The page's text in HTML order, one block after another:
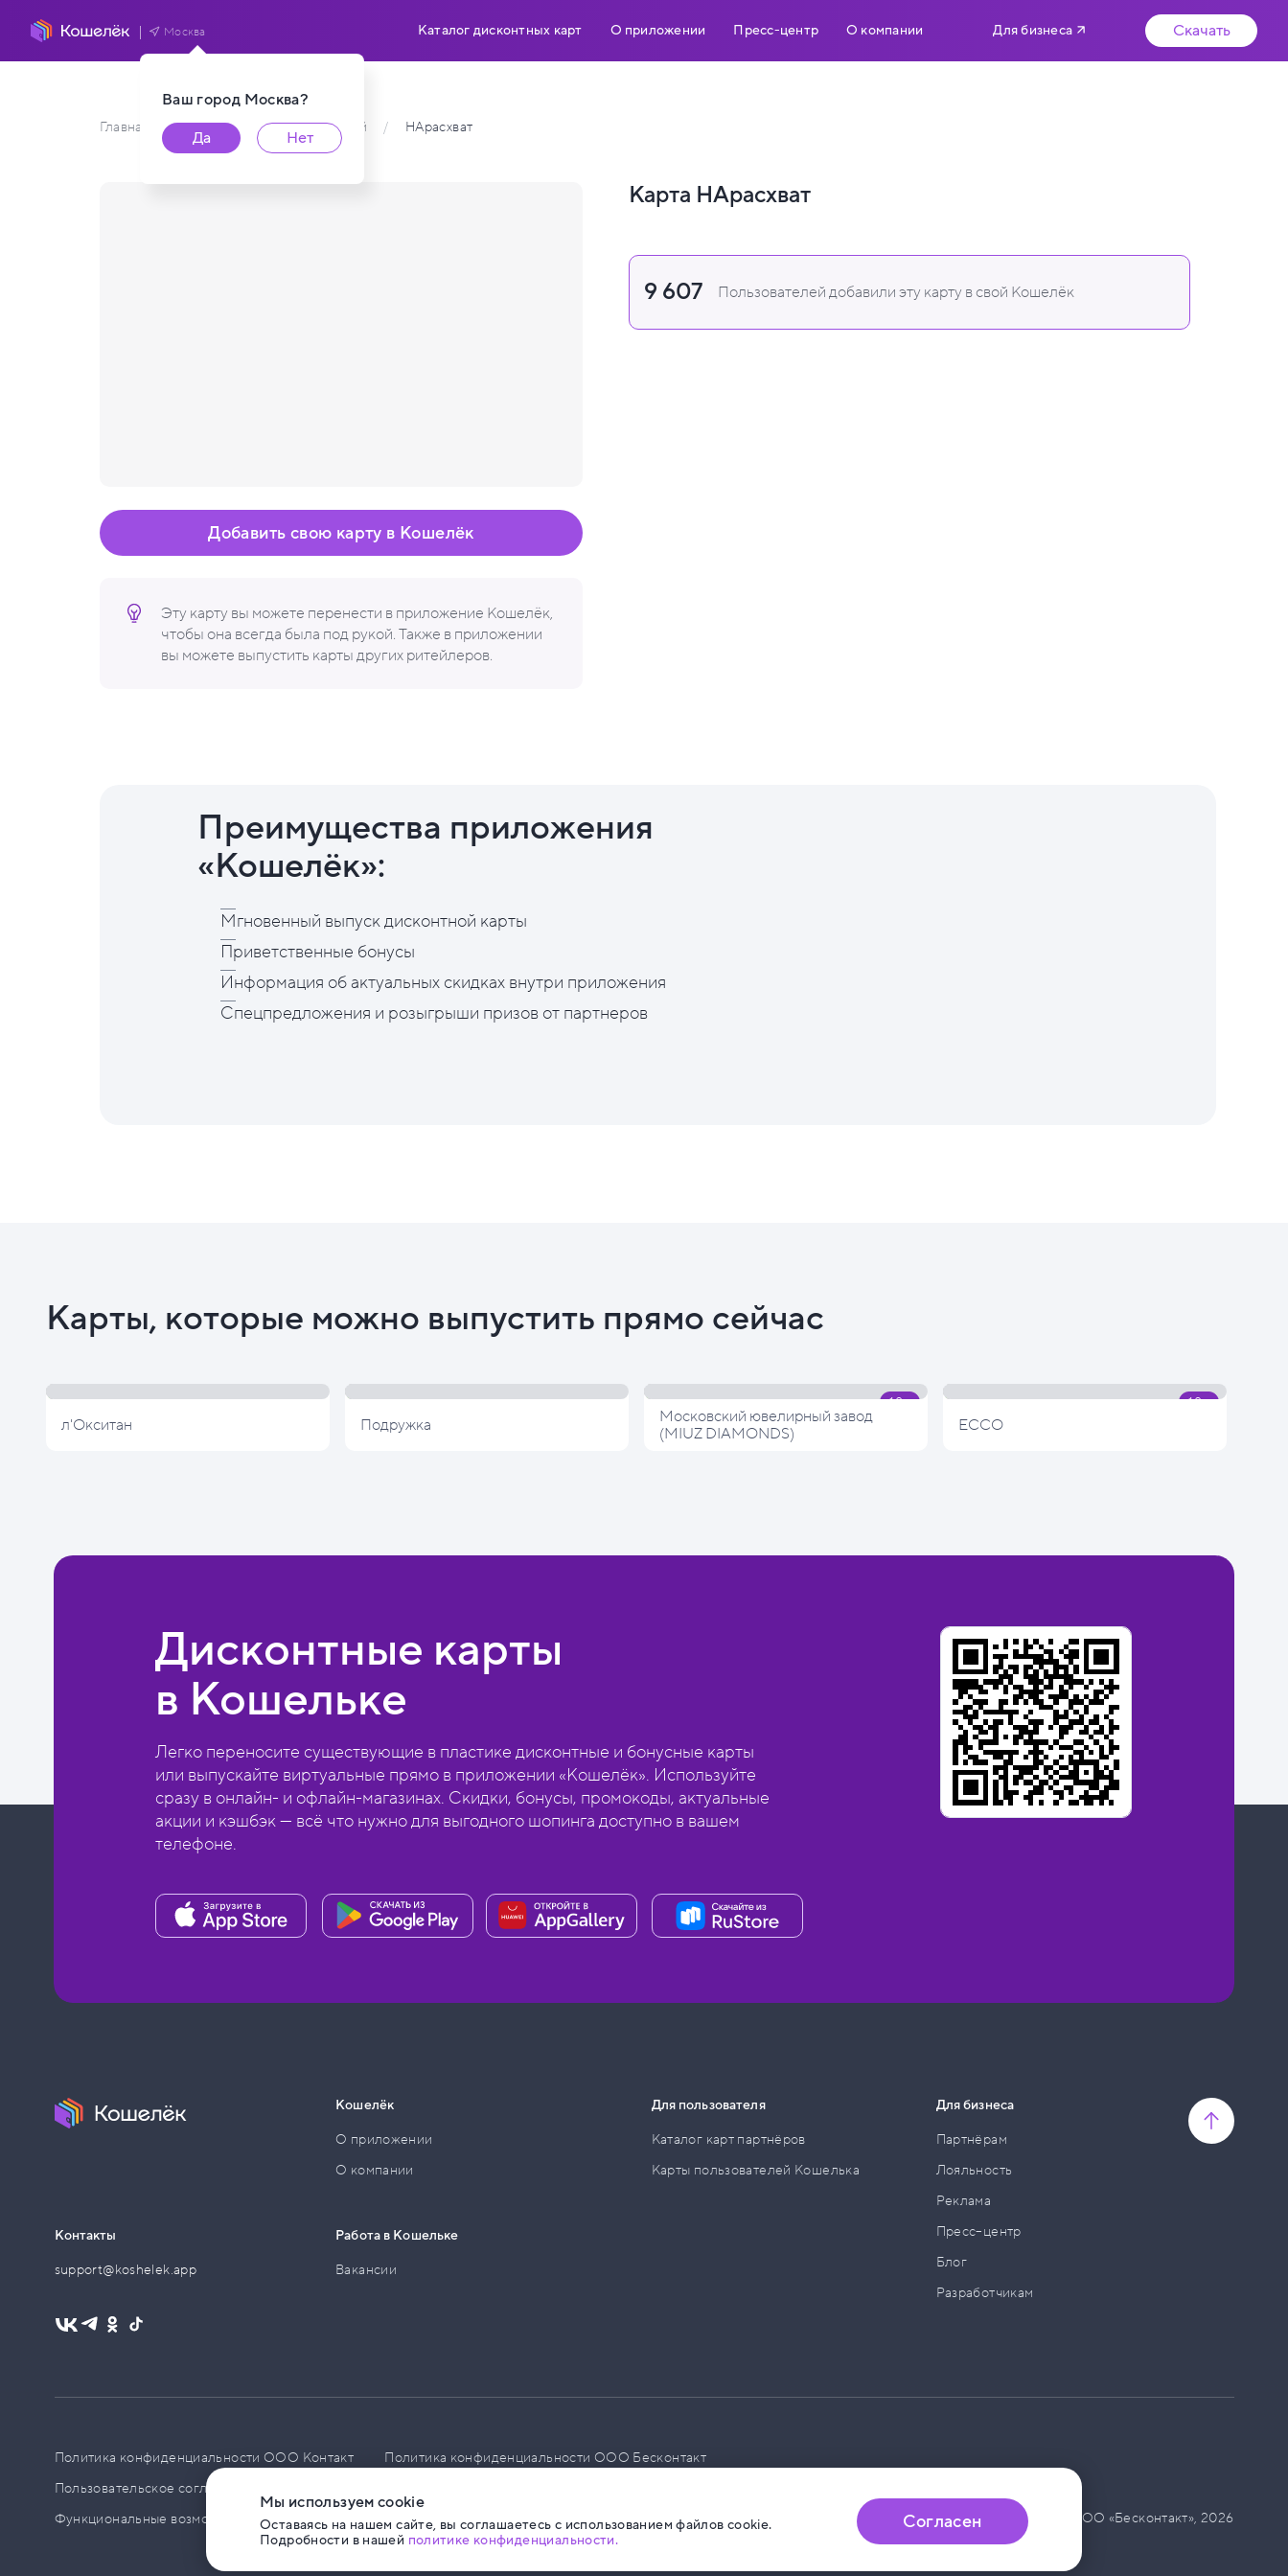
Ваш город Москва?
Да
Нет
Москва Каталог дисконтных карт О приложении Пресс-центр О компании Для бизнеса Скачать
Главная / Каталог карт пользователей / НАрасхват
Эту карту вы можете перенести в приложение Кошелёк,
чтобы она всегда была под рукой. Также в приложении
вы можете выпустить карты других ритейлеров.
Добавить свою карту в Кошелёк
Карта НАрасхват
9 607 Пользователей добавили эту карту в свой Кошелёк
Преимущества приложения
«Кошелёк»:
Мгновенный выпуск дисконтной карты
Приветственные бонусы
Информация об актуальных скидках внутри приложения
Спецпредложения и розыгрыши призов от партнеров
Карты, которые можно выпустить прямо сейчас
л'Окситан Подружка
Московский ювелирный завод
(MIUZ DIAMONDS)
ECCO
Дисконтные карты
в Кошельке
Легко переносите существующие в пластике дисконтные и бонусные карты
или выпускайте виртуальные прямо в приложении «Кошелёк». Используйте
сразу в онлайн- и офлайн-магазинах. Скидки, бонусы, промокоды, актуальные
акции и кэшбэк — всё что нужно для выгодного шопинга доступно в вашем
телефоне.
Контакты
support@koshelek.app
Кошелёк
О приложении
О компании
Работа в Кошельке
Вакансии
Для пользователя
Каталог карт партнёров
Карты пользователей Кошелька
Для бизнеса
Партнёрам
Лояльность
Реклама
Пресс–центр
Блог
Разработчикам
Политика конфиденциальности ООО Контакт
Политика конфиденциальности ООО Бесконтакт
Пользовательское соглашение
Функциональные возможности ПО
© ООО «Бесконтакт», 2026
Мы используем cookie
Оставаясь на нашем сайте, вы соглашаетесь с использованием файлов cookie.
Подробности в нашей политике конфиденциальности.
Согласен